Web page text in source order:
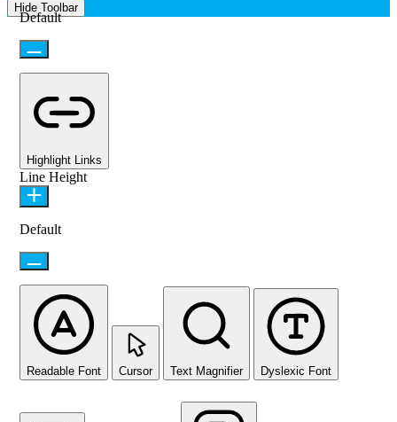
Hide Toolbar
Default
Highlight Links
Line Height
Default
Readable Font Cursor Text Magnifier Dyslexic Font